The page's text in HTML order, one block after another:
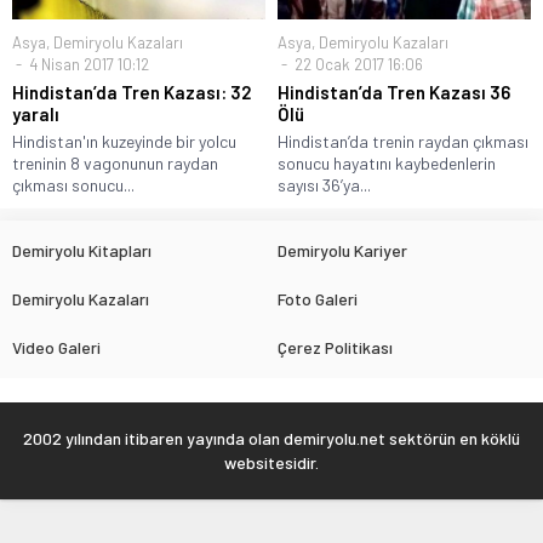
Asya, Demiryolu Kazaları
4 Nisan 2017 10:12
Hindistan’da Tren Kazası: 32
yaralı
Hindistan'ın kuzeyinde bir yolcu
treninin 8 vagonunun raydan
çıkması sonucu...
Asya, Demiryolu Kazaları
22 Ocak 2017 16:06
Hindistan’da Tren Kazası 36
Ölü
Hindistan’da trenin raydan çıkması
sonucu hayatını kaybedenlerin
sayısı 36’ya...
Demiryolu Kitapları Demiryolu Kariyer
Demiryolu Kazaları Foto Galeri
Video Galeri Çerez Politikası
2002 yılından itibaren yayında olan demiryolu.net sektörün en köklü
websitesidir.